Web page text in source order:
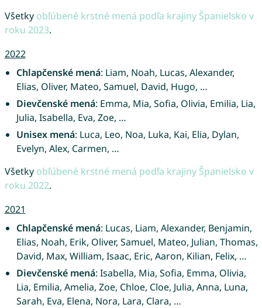
Všetky obľúbené krstné mená podľa krajiny Španielsko v
roku 2023.
2022
Chlapčenské mená: Liam, Noah, Lucas, Alexander,
Elias, Oliver, Mateo, Samuel, David, Hugo, …
Dievčenské mená: Emma, Mia, Sofia, Olivia, Emilia, Lia,
Julia, Isabella, Eva, Zoe, …
Unisex mená: Luca, Leo, Noa, Luka, Kai, Elia, Dylan,
Evelyn, Alex, Carmen, …
Všetky obľúbené krstné mená podľa krajiny Španielsko v
roku 2022.
2021
Chlapčenské mená: Lucas, Liam, Alexander, Benjamin,
Elias, Noah, Erik, Oliver, Samuel, Mateo, Julian, Thomas,
David, Max, William, Isaac, Eric, Aaron, Kilian, Felix, …
Dievčenské mená: Isabella, Mia, Sofia, Emma, Olivia,
Lia, Emilia, Amelia, Zoe, Chloe, Cloe, Julia, Anna, Luna,
Sarah, Eva, Elena, Nora, Lara, Clara, …